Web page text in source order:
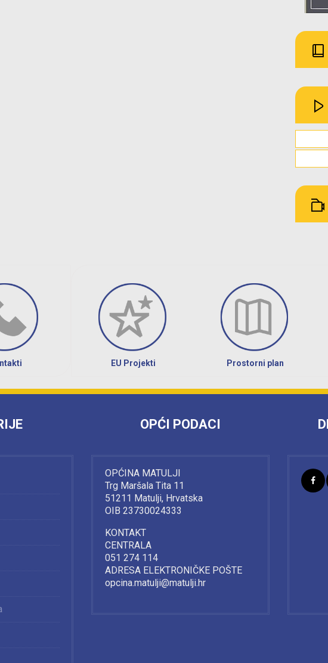
EU Projekti Prostorni plan
OPĆI PODACI
OPĆINA MATULJI
Trg Maršala Tita 11
51211 Matulji, Hrvatska
OIB 23730024333
KONTAKT
CENTRALA
051 274 114
ADRESA ELEKTRONIČKE POŠTE
opcina.matulji@matulji.hr